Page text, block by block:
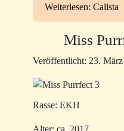
Weiterlesen: Calista
Miss
Veröffentlicht: 23.
Rasse: EKH
Alter: ca. 2017